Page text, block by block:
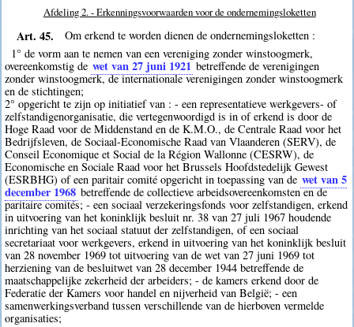
Afdeling 2. - Erkenningsvoorwaarden voor de ondernemingsloketten
Art. 45.
Om erkend te worden dienen de ondernemingsloketten :
1° de vorm aan te nemen van een vereniging zonder winstoogmerk,
overeenkomstig de wet van 27 juni 1921 betreffende de verenigingen
zonder winstoogmerk, de internationale verenigingen zonder winstoogmerk
en de stichtingen;
2° opgericht te zijn op initiatief van : - een representatieve werkgevers- of
zelfstandigenorganisatie, die vertegenwoordigd is in of erkend is door de
Hoge Raad voor de Middenstand en de K.M.O., de Centrale Raad voor het
Bedrijfsleven, de Sociaal-Economische Raad van Vlaanderen (SERV), de
Conseil Economique et Social de la Région Wallonne (CESRW), de
Economische en Sociale Raad voor het Brussels Hoofdstedelijk Gewest
(ESRBHG) of een paritair comité opgericht in toepassing van de wet van 5
december 1968 betreffende de collectieve arbeidsovereenkomsten en de
paritaire comités; - een sociaal verzekeringsfonds voor zelfstandigen, erkend
in uitvoering van het koninklijk besluit nr. 38 van 27 juli 1967 houdende
inrichting van het sociaal statuut der zelfstandigen, of een sociaal
secretariaat voor werkgevers, erkend in uitvoering van het koninklijk besluit
van 28 november 1969 tot uitvoering van de wet van 27 juni 1969 tot
herziening van de besluitwet van 28 december 1944 betreffende de
maatschappelijke zekerheid der arbeiders; - de kamers erkend door de
Federatie der Kamers voor handel en nijverheid van België; - een
samenwerkingsverband tussen verschillende van de hierboven vermelde
organisaties;